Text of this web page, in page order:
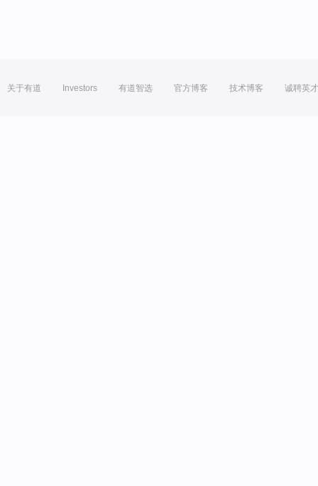
关于有道 Investors 有道智选 官方博客 技术博客 诚聘英才